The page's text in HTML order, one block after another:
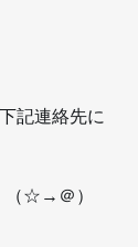
記連絡先に
（☆→＠）